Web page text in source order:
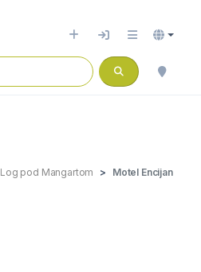
Log pod Mangartom Motel Encijan